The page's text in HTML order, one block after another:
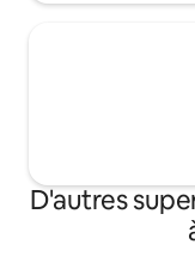
D'autres